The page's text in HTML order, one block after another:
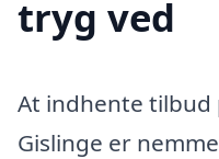
tryg ved
At indhente tilbud
Gislinge er